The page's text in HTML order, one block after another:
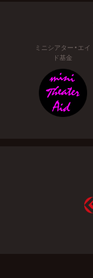
ミニシアター・エイ
ド基金